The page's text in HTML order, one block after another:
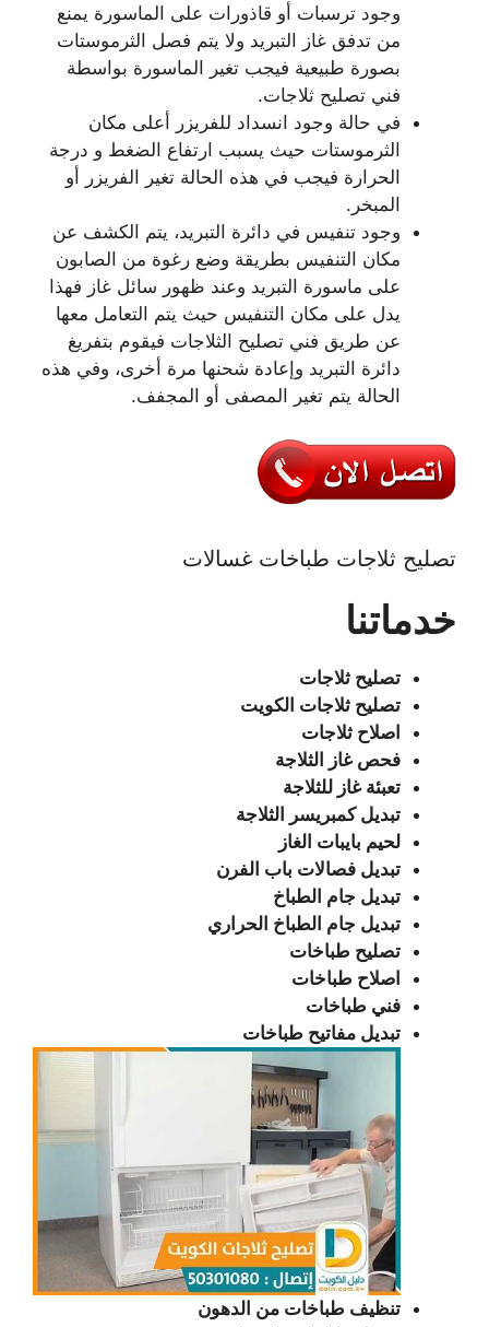
وجود ترسبات أو قاذورات على الماسورة يمنع
من تدفق غاز التبريد ولا يتم فصل الثرموستات
بصورة طبيعية فيجب تغير الماسورة بواسطة
فني تصليح ثلاجات.
في حالة وجود انسداد للفريزر أعلى مكان
الثرموستات حيث يسبب ارتفاع الضغط و درجة
الحرارة فيجب في هذه الحالة تغير الفريزر أو
المبخر.
وجود تنفيس في دائرة التبريد، يتم الكشف عن
مكان التنفيس بطريقة وضع رغوة من الصابون
على ماسورة التبريد وعند ظهور سائل غاز فهذا
يدل على مكان التنفيس حيث يتم التعامل معها
عن طريق فني تصليح الثلاجات فيقوم بتفريغ
دائرة التبريد وإعادة شحنها مرة أخرى، وفي هذه
الحالة يتم تغير المصفى أو المجفف.
تصليح ثلاجات طباخات غسالات
خدماتنا
تصليح ثلاجات
تصليح ثلاجات الكويت
اصلاح ثلاجات
فحص غاز الثلاجة
تعبئة غاز للثلاجة
تبديل كمبريسر الثلاجة
لحيم بايبات الغاز
تبديل فصالات باب الفرن
تبديل جام الطباخ
تبديل جام الطباخ الحراري
تصليح طباخات
اصلاح طباخات
فني طباخات
تبديل مفاتيح طباخات
تنظيف طباخات من الدهون